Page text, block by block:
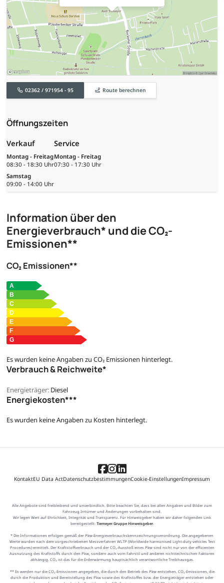
02362 / 971954 - 95 Route berechnen
Öffnungszeiten
Verkauf
Montag - Freitag
08:30 - 18:30 Uhr
Samstag
09:00 - 14:00 Uhr
Service
Montag - Freitag
07:30 - 17:30 Uhr
Information über den
Energieverbrauch* und die CO₂-
Emissionen**
CO₂ Emissionen**
Es wurden keine Angaben zu CO₂ Emissionen hinterlegt.
Verbrauch & Reichweite*
Energieträger: Diesel
Energiekosten***
Es wurden keine Angaben zu Kosten hinterlegt.
KontaktEU Data ActDatenschutzbestimmungenCookie-EinstellungenImpressum
Alle Angebote sind freibleibend und unverbindlich. Bitte beachten Sie, dass bei allen Angaben und Bilder zum
Fahrzeug Irrtümer und Änderungen vorbehalten sind.
Wir legen Wert auf Ehrlichkeit, Integrität und Transparenz. Für Hinweisgeber haben wir daher folgenden Link
bereitgestellt: Tiemeyer Gruppe Hinweisgeber.
* Die Informationen erfolgen gemäß der Pkw-Energieverbrauchskennzeichnungsverordnung. Die angegebenen
Werte wurden nach dem vorgeschriebenen Messverfahren WLTP (Worldwide harmonised Light-duty vehicles Test
Procedures) ermittelt. Der Kraftstoffverbrauch und der CO₂-Ausstoß eines Pkw sind nicht nur von der effizienten
Ausnutzung des Kraftstoffs durch den Pkw, sondern auch vom Fahrstil und anderen nichttechnischen Faktoren
abhängig. CO₂ ist das für die Erderwärmung hauptsächlich verantwortliche Treibhausgas.
** Es werden nur die CO₂-Emissionen angegeben, die durch den Betrieb des Pkw entstehen. CO₂-Emissionen, die
durch die Produktion und Bereitstellung des Pkw sowie des Kraftstoffes bzw. der Energieträger entstehen oder